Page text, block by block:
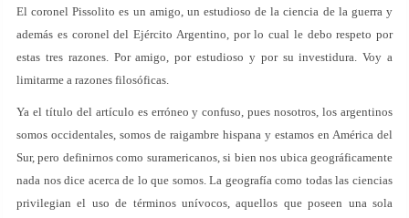
El coronel Pissolito es un amigo, un estudioso de la ciencia de la guerra y
además es coronel del Ejército Argentino, por lo cual le debo respeto por
estas tres razones. Por amigo, por estudioso y por su investidura. Voy a
limitarme a razones filosóficas.
Ya el título del artículo es erróneo y confuso, pues nosotros, los argentinos
somos occidentales, somos de raigambre hispana y estamos en América del
Sur, pero definirnos como suramericanos, si bien nos ubica geográficamente
nada nos dice acerca de lo que somos. La geografía como todas las ciencias
privilegian el uso de términos unívocos, aquellos que poseen una sola